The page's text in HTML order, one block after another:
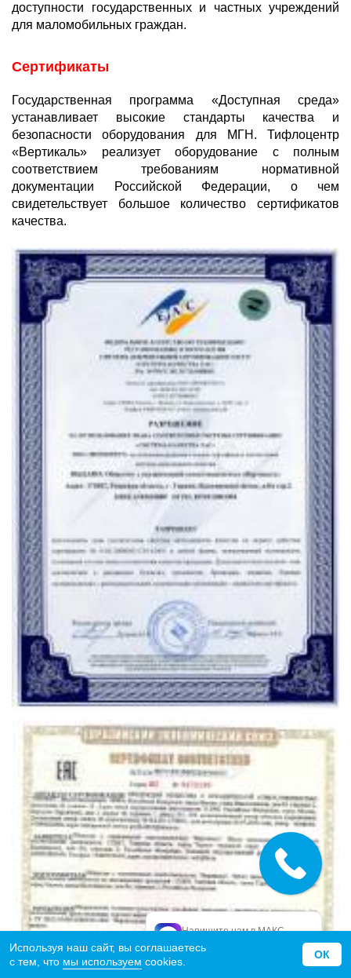
доступности государственных и частных учреждений
для маломобильных граждан.
Сертификаты
Государственная программа «Доступная среда»
устанавливает высокие стандарты качества и
безопасности оборудования для МГН. Тифлоцентр
«Вертикаль» реализует оборудование с полным
соответствием требованиям нормативной
документации Российской Федерации, о чем
свидетельствует большое количество сертификатов
качества.
Напишите нам в МАКС
официальный МАКС
Используя наш сайт, вы соглашаетесь
с тем, что мы используем cookies.
ОК